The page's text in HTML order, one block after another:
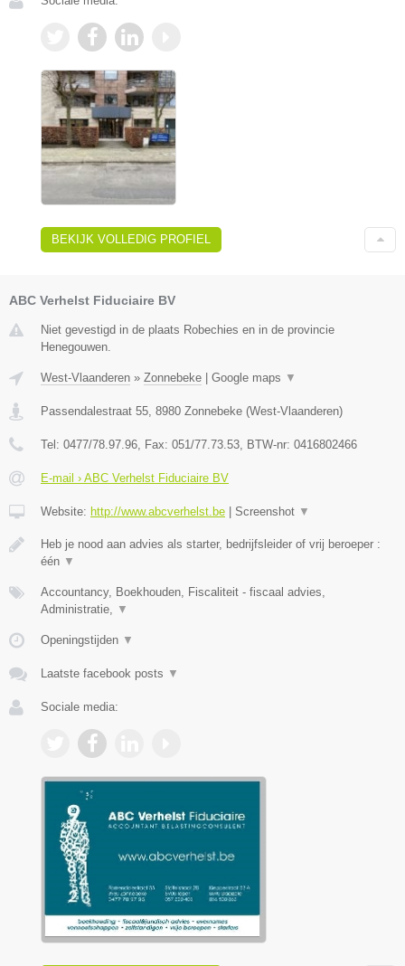
BEKIJK VOLLEDIG PROFIEL
ABC Verhelst Fiduciaire BV
Niet gevestigd in de plaats Robechies en in de provincie
Henegouwen.
West-Vlaanderen » Zonnebeke Google maps ▼
Passendalestraat 55, 8980 Zonnebeke (West-Vlaanderen)
Tel: 0477/78.97.96, Fax: 051/77.73.53, BTW-nr: 0416802466
E-mail › ABC Verhelst Fiduciaire BV
Website: http://www.abcverhelst.be Screenshot ▼
Heb je nood aan advies als starter, bedrijfsleider of vrij beroeper :
één ▼
Accountancy, Boekhouden, Fiscaliteit - fiscaal advies,
Administratie, ▼
Openingstijden ▼
Laatste facebook posts ▼
Sociale media: